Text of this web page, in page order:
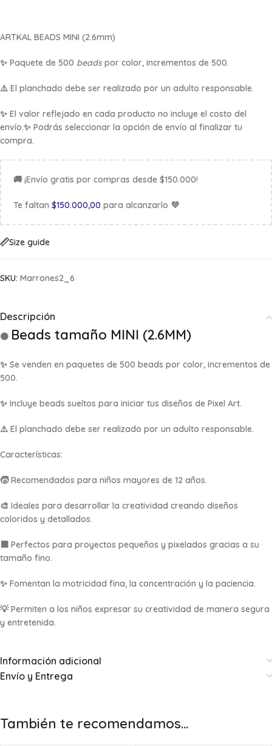
ARTKAL BEADS MINI (2.6mm)
✨ Paquete de 500 beadspor color, incrementos de 500.
⚠️ El planchado debe ser realizado por un adulto responsable.
✨ El valor reflejado en cada producto no incluye el costo del
envío.✨ Podrás seleccionar la opción de envío al finalizar tu
compra.
🚚 ¡Envío gratis por compras desde $150.000!
Te faltan $150.000,00 para alcanzarlo 💜
Size guide
SKU: Marrones2_6
Descripción
🟤 Beads tamaño MINI (2.6MM)
✨ Se venden en paquetes de 500 beads por color, incrementos de
500.
✨ Incluye beads sueltos para iniciar tus diseños de Pixel Art.
⚠️ El planchado debe ser realizado por un adulto responsable.
Características:
🧒 Recomendados para niños mayores de 12 años.
🎨 Ideales para desarrollar la creatividad creando diseños
coloridos y detallados.
⬛ Perfectos para proyectos pequeños y pixelados gracias a su
tamaño fino.
✨ Fomentan la motricidad fina, la concentración y la paciencia.
💡 Permiten a los niños expresar su creatividad de manera segura
y entretenida.
Información adicional
Envío y Entrega
También te recomendamos…